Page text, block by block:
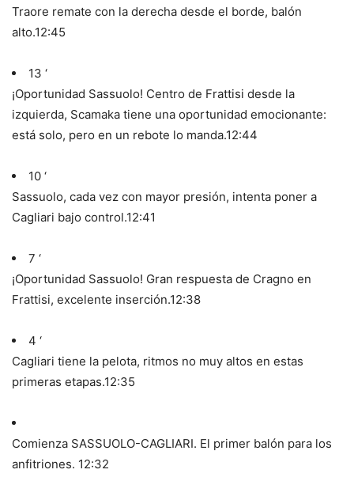
Traore remate con la derecha desde el borde, balón
alto.12:45
13 ‘
¡Oportunidad Sassuolo! Centro de Frattisi desde la
izquierda, Scamaka tiene una oportunidad emocionante:
está solo, pero en un rebote lo manda.12:44
10 ‘
Sassuolo, cada vez con mayor presión, intenta poner a
Cagliari bajo control.12:41
7 ‘
¡Oportunidad Sassuolo! Gran respuesta de Cragno en
Frattisi, excelente inserción.12:38
4 ‘
Cagliari tiene la pelota, ritmos no muy altos en estas
primeras etapas.12:35
Comienza SASSUOLO-CAGLIARI. El primer balón para los
anfitriones. 12:32